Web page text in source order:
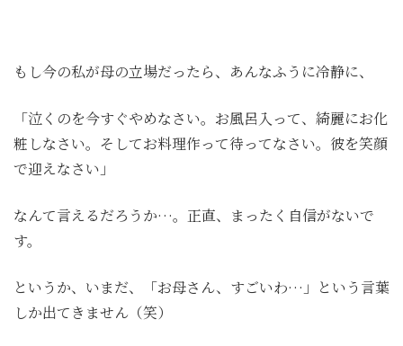
もし今の私が母の立場だったら、あんなふうに冷静に、
「泣くのを今すぐやめなさい。お風呂入って、綺麗にお化
粧しなさい。そしてお料理作って待ってなさい。彼を笑顔
で迎えなさい」
なんて言えるだろうか…。正直、まったく自信がないで
す。
というか、いまだ、「お母さん、すごいわ…」という言葉
しか出てきません（笑）